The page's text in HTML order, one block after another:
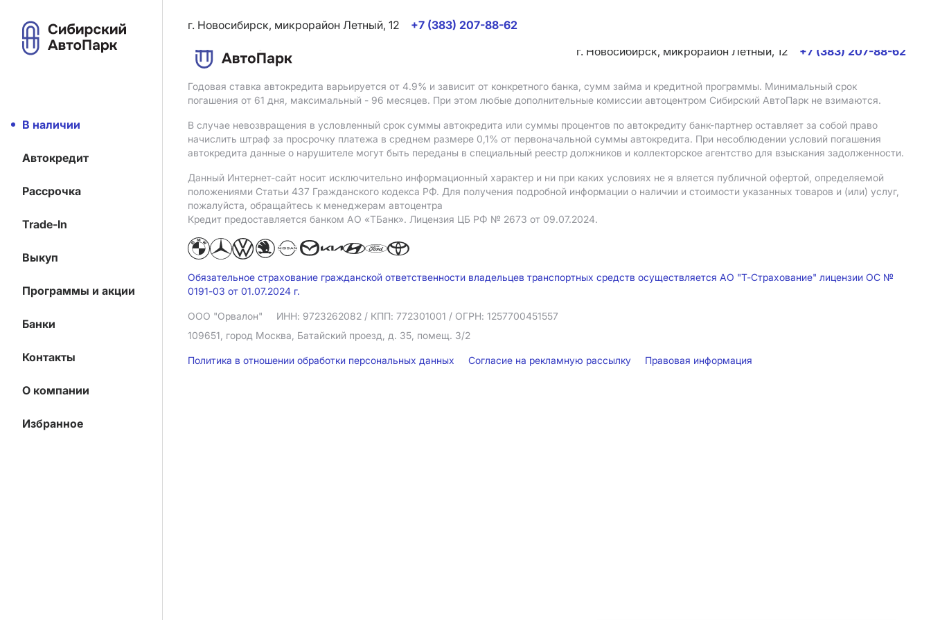
В наличии
Автокредит
Рассрочка
Trade-In
Выкуп
Программы и акции
Банки
Контакты
О компании
Избранное
г. Новосибирск, микрорайон Летный, 12
+7 (383) 207-88-62
г. Новосибирск, микрорайон Летный, 12
+7 (383) 207-88-62
Годовая ставка автокредита варьируется от 4.9% и зависит от конкретного банка, сумм займа и кредитной программы. Минимальный срок
погашения от 61 дня, максимальный - 96 месяцев. При этом любые дополнительные комиссии автоцентром Сибирский АвтоПарк не взимаются.
В случае невозвращения в условленный срок суммы автокредита или суммы процентов по автокредиту банк-партнер оставляет за собой право
начислить штраф за просрочку платежа в среднем размере 0,1% от первоначальной суммы автокредита. При несоблюдении условий погашения
автокредита данные о нарушителе могут быть переданы в специальный реестр должников и коллекторское агентство для взыскания задолженности.
Данный Интернет-сайт носит исключительно информационный характер и ни при каких условиях не я вляется публичной офертой, определяемой
положениями Статьи 437 Гражданского кодекса РФ. Для получения подробной информации о наличии и стоимости указанных товаров и (или) услуг,
пожалуйста, обращайтесь к менеджерам автоцентра
Кредит предоставляется банком АO «ТБанк». Лицензия ЦБ РФ № 2673 от 09.07.2024.
Обязательное страхование гражданской ответственности владельцев транспортных средств осуществляется АО "Т-Страхование" лицензии ОС №
0191-03 от 01.07.2024 г.
ООО "Орвалон" ИНН: 9723262082 / КПП: 772301001 / ОГРН: 1257700451557
109651, город Москва, Батайский проезд, д. 35, помещ. 3/2
Политика в отношении обработки персональных данных Согласие на рекламную рассылку Правовая информация